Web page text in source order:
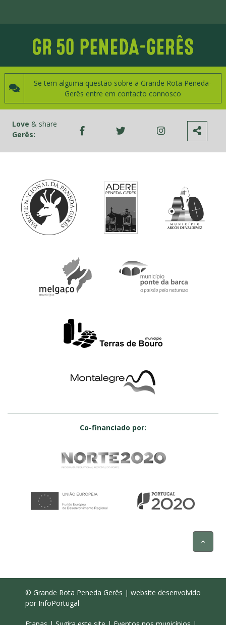
Se tem alguma questão sobre a Grande Rota Peneda-
Gerês entre em contacto connosco
Love & share
Gerês:
Co-financiado por:
© Grande Rota Peneda Gerês | website desenvolvido
por InfoPortugal